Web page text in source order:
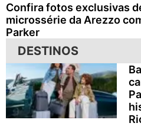
Confira fotos exclusivas
microssérie da Arezzo
Parker
DESTINOS